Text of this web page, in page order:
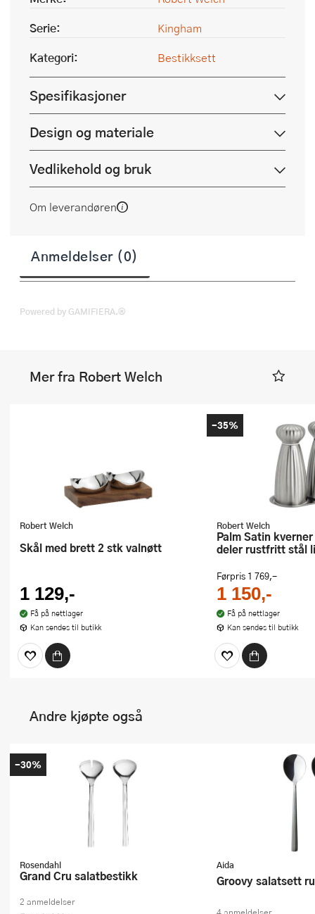
Serie:
Kingham
Kategori:
Bestikksett
Spesifikasjoner
Design og materiale
Vedlikehold og bruk
Om leverandøren
Anmeldelser (0)
Powered by GAMIFIERA.®
Mer fra Robert Welch
Robert Welch
Skål med brett 2 stk valnøtt
1 129,-
Få på nettlager
Kan sendes til butikk
Robert Welch
Palm Satin kverner og brett 3
deler rustfritt stål
Førpris 1 769,-
1 150,-
Få på nettlager
Kan sendes til butikk
-35%
Andre kjøpte også
Rosendahl
Grand Cru salatbestikk
2 anmeldelser
-30%
Aida
Groovy salatsett